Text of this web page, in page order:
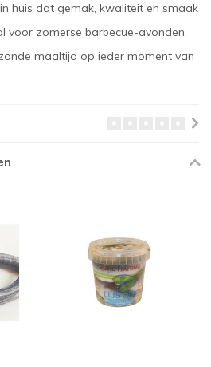
huis dat gemak, kwaliteit en smaak
voor zomerse barbecue-avonden,
maaltijd op ieder moment van